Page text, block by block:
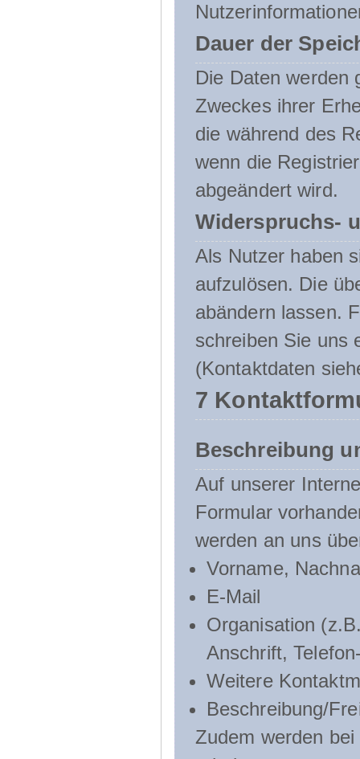
Dauer der
Die Daten werden
Zweckes ihrer
die während des
wenn die
abgeändert wird.
Widerspruchs-
Als Nutzer haben
aufzulösen. Die
abändern lassen.
schreiben Sie uns
(Kontaktdaten
7
Beschreibung
Auf unserer
Formular
werden an uns
Vorname,
E-Mail
Organisation
Anschrift,
Weitere
Beschreibung/
Zudem werden